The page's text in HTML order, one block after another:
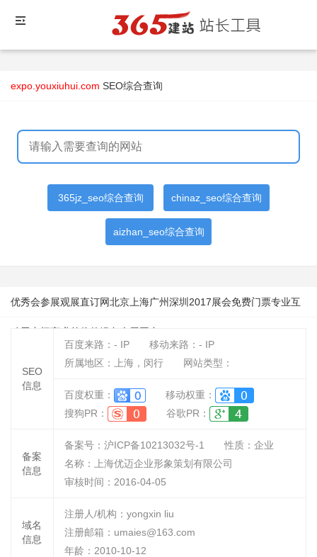
expo.youxiuhui.com SEO综合查询
365jz_seo综合查询 chinaz_seo综合查询
aizhan_seo综合查询
优秀会参展观展直订网北京上海广州深圳2017展会免费门票专业互
动无中间商赚差价的绿色会展平台
SEO
信息
百度来路： - IP 移动来路： - IP
所属地区：上海，闵行
网站类型：
百度权重：
移动权重：
搜狗PR：
谷歌PR：
备案
信息
备案号：沪ICP备10213032号-1 性质： 企业
名称：
上海优迈企业形象策划有限公司
审核时间： 2016-04-05
域名
信息
注册人/机构：yongxin liu
注册邮箱：umaies@163.com
年龄：2010-10-12